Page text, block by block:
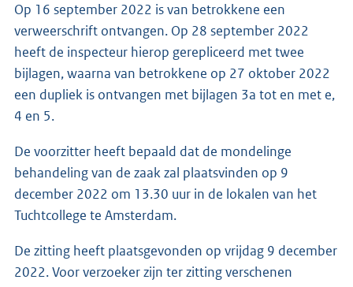
Op 16 september 2022 is van betrokkene een
verweerschrift ontvangen. Op 28 september 2022
heeft de inspecteur hierop gerepliceerd met twee
bijlagen, waarna van betrokkene op 27 oktober 2022
een dupliek is ontvangen met bijlagen 3a tot en met e,
4 en 5.
De voorzitter heeft bepaald dat de mondelinge
behandeling van de zaak zal plaatsvinden op 9
december 2022 om 13.30 uur in de lokalen van het
Tuchtcollege te Amsterdam.
De zitting heeft plaatsgevonden op vrijdag 9 december
2022. Voor verzoeker zijn ter zitting verschenen